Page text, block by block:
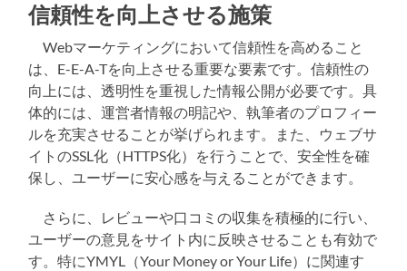
信頼性を向上させる施策
Webマーケティングにおいて信頼性を高めること
は、E-E-A-Tを向上させる重要な要素です。信頼性の
向上には、透明性を重視した情報公開が必要です。具
体的には、運営者情報の明記や、執筆者のプロフィー
ルを充実させることが挙げられます。また、ウェブサ
イトのSSL化（HTTPS化）を行うことで、安全性を確
保し、ユーザーに安心感を与えることができます。
さらに、レビューや口コミの収集を積極的に行い、
ユーザーの意見をサイト内に反映させることも有効で
す。特にYMYL（Your Money or Your Life）に関連す